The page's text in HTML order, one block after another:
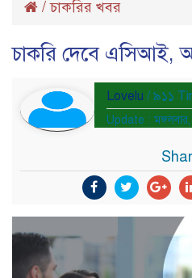
/চাকরির খবর
চাকরি দেবে
Lovelu / ৯১১
Update : মঙ্গলবার,